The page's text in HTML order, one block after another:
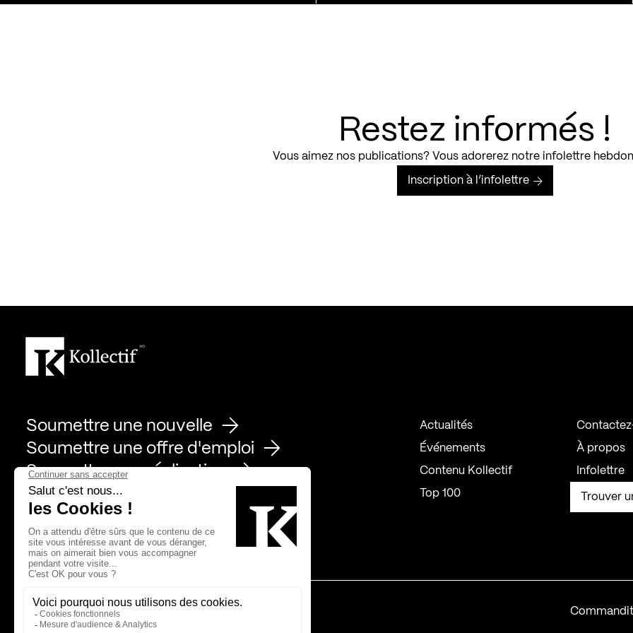
Restez informés !
Vous aimez nos publications? Vous adorerez notre infolettre
Inscription à l’infolettre
Soumettre une nouvelle
Soumettre une offre d'emploi
Soumettre une réalisation
Actualités
Événements
Contenu Kollectif
Top 100
À propos
Infolettre
Trouver
Page Facebook de Kollectif
Page Instagram de Kollectif
Page Linkedin de Kollectif
Partenaires